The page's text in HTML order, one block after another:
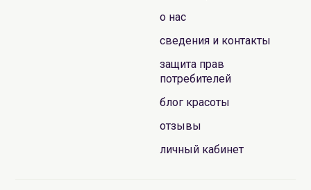
о нас
сведения и контакты
защита прав
потребителей
блог красоты
отзывы
личный кабинет